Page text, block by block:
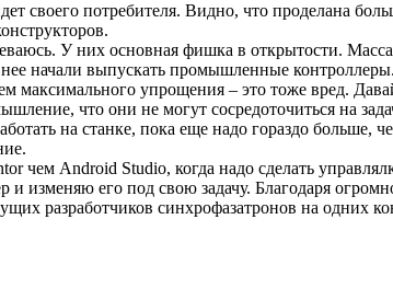
своего потребителя. Видно, что проделана
У них основная фишка в открытости.
нее начали выпускать промышленные
максимального упрощения – это тоже вред.
что они не могут сосредоточиться на
на станке, пока еще надо гораздо больше,
чем Android Studio, когда надо сделать
и изменяю его под свою задачу. Благодаря
разработчиков синхрофазатронов на одних